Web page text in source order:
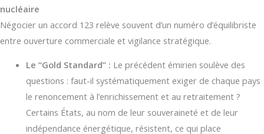
nucléaire
Négocier un accord 123 relève souvent d’un numéro d’équilibriste
entre ouverture commerciale et vigilance stratégique.
Le “Gold Standard” : Le précédent émirien soulève des
questions : faut-il systématiquement exiger de chaque pays
le renoncement à l’enrichissement et au retraitement ?
Certains États, au nom de leur souveraineté et de leur
indépendance énergétique, résistent, ce qui place